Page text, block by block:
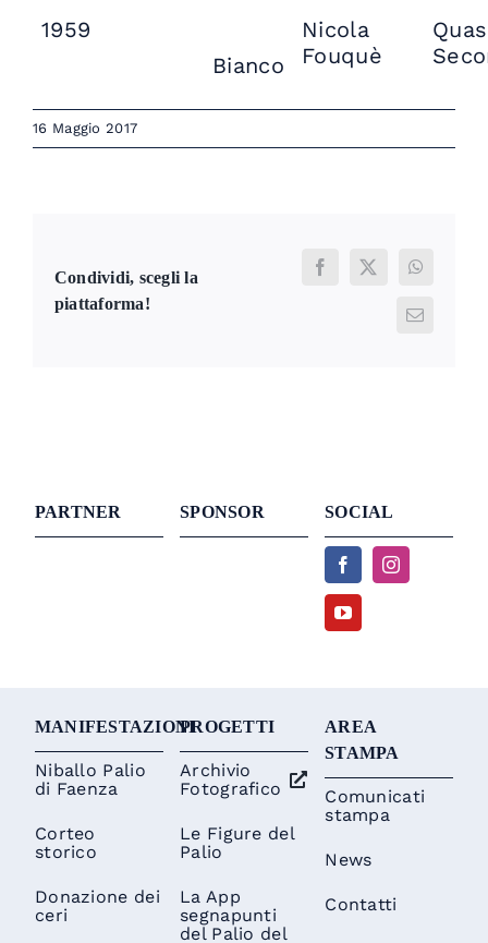
1959
Bianco
Nicola
Fouquè
16 Maggio 2017
Condividi, scegli la
piattaforma!
Facebook
X
Email
PARTNER SPONSOR SOCIAL
MANIFESTAZIONI
Niballo Palio
di Faenza
Corteo
storico
Donazione dei
ceri
PROGETTI
Archivio
Fotografico
Le Figure del
Palio
La App
segnapunti
del Palio del
AREA
STAMPA
Comunicati
stampa
News
Contatti